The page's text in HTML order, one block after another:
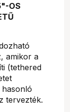
OS
amikor a
(tethered
tervezték.